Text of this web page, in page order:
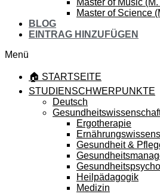
Master of Music
Master of Science
BLOG
EINTRAG HINZUFÜGEN
Menü
🏠 STARTSEITE
STUDIENSCHWERPUNKTE
Deutsch
Ergotherapie
Gesundheit &
Heilpädagogik
Medizin